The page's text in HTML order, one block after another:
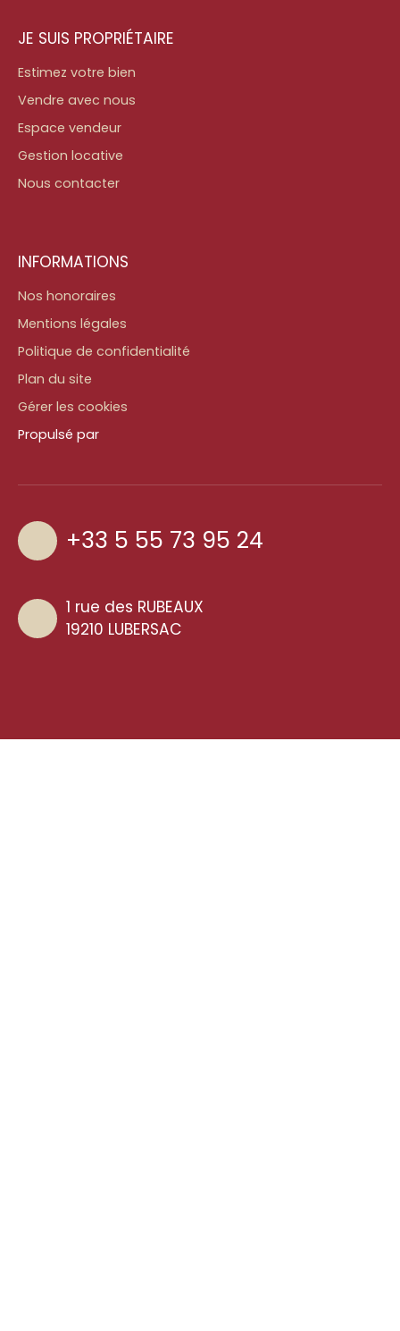
JE SUIS PROPRIÉTAIRE
Estimez votre bien
Vendre avec nous
Espace vendeur
Gestion locative
Nous contacter
INFORMATIONS
Nos honoraires
Mentions légales
Politique de confidentialité
Plan du site
Gérer les cookies
Propulsé par
+33 5 55 73 95 24
1 rue des RUBEAUX
19210 LUBERSAC